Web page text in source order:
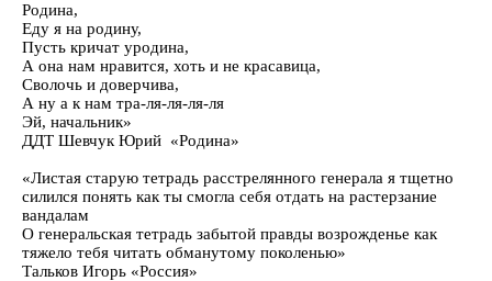
Родина,
Еду я на родину,
Пусть кричат уродина,
А она нам нравится, хоть и не красавица,
Сволочь и доверчива,
А ну а к нам тра-ля-ля-ля-ля
Эй, начальник»
ДДТ Шевчук Юрий «Родина»
«Листая старую тетрадь расстрелянного генерала я тщетно
силился понять как ты смогла себя отдать на растерзание
вандалам
О генеральская тетрадь забытой правды возрожденье как
тяжело тебя читать обманутому поколенью»
Тальков Игорь «Россия»